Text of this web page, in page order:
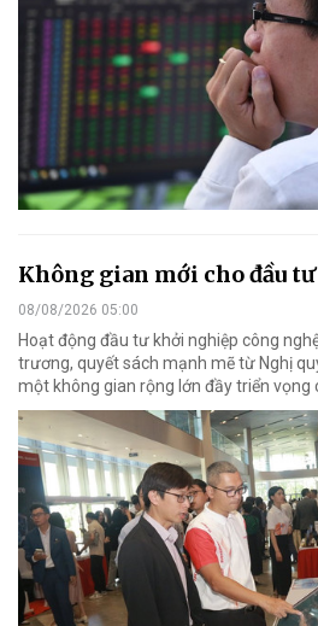
Không gian mới cho đầu
08/08/2026 05:00
Hoạt động đầu tư khởi nghiệp công
trương, quyết sách mạnh mẽ từ Nghị
một không gian rộng lớn đầy triển vọng